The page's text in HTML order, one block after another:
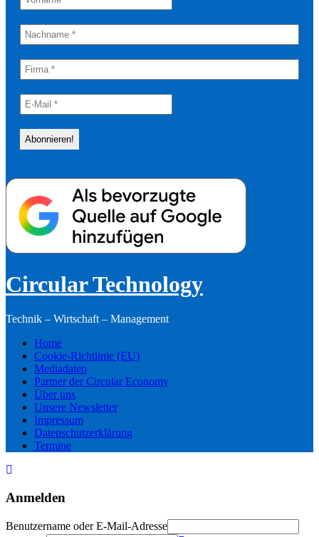
Circular Technology
Technik – Wirtschaft – Management
Home
Cookie-Richtlinie (EU)
Mediadaten
Partner der Circular Economy
Über uns
Unsere Newsletter
Impressum
Datenschutzerklärung
Termine
Anmelden
Benutzername oder E-Mail-Adresse